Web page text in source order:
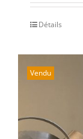
Détails
Vendu